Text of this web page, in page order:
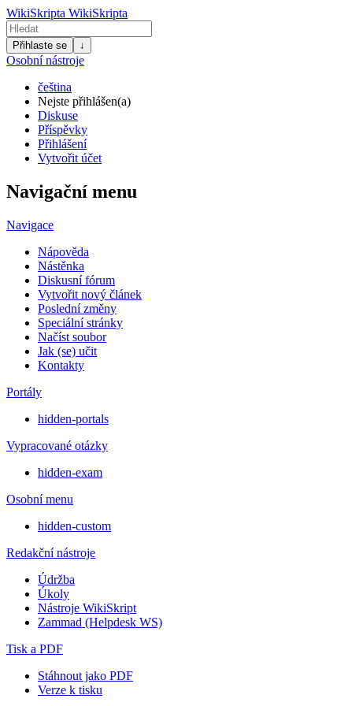
WikiSkripta WikiSkripta
Přihlaste se ↓
Osobní nástroje
čeština
Nejste přihlášen(a)
Diskuse
Příspěvky
Přihlášení
Vytvořit účet
Navigační menu
Navigace
Nápověda
Nástěnka
Diskusní fórum
Vytvořit nový článek
Poslední změny
Speciální stránky
Načíst soubor
Jak (se) učit
Kontakty
Portály
hidden-portals
Vypracované otázky
hidden-exam
Osobní menu
hidden-custom
Redakční nástroje
Údržba
Úkoly
Nástroje WikiSkript
Zammad (Helpdesk WS)
Tisk a PDF
Stáhnout jako PDF
Verze k tisku